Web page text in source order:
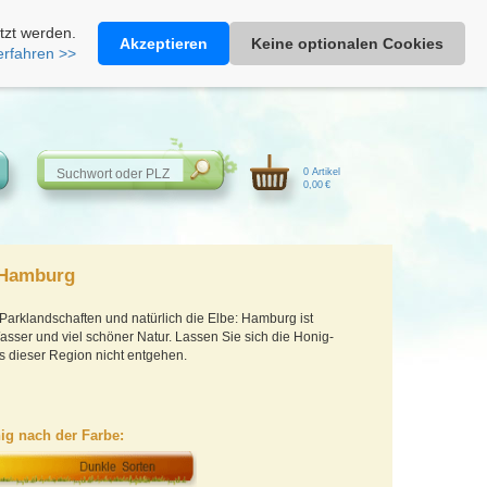
Heimathonig auf Facebook|Kunden-Login|Warenkorb
werden.
>>
Akzeptieren Keine optionalen Cookies
0 Artikel
0,00 €
und natürlich die Elbe: Hamburg ist
und viel schöner Natur. Lassen Sie sich die Honig-
dieser Region nicht entgehen.
nach der Farbe: